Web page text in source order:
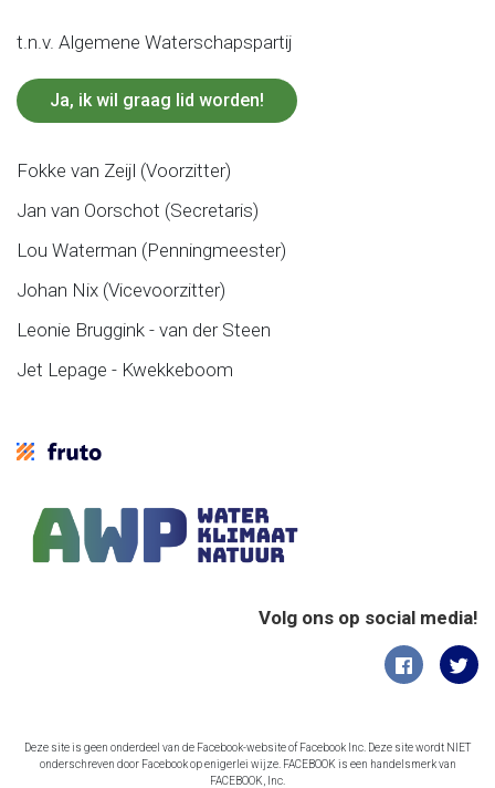
t.n.v. Algemene Waterschapspartij
Ja, ik wil graag lid worden!
Fokke van Zeijl (Voorzitter)
Jan van Oorschot (Secretaris)
Lou Waterman (Penningmeester)
Johan Nix (Vicevoorzitter)
Leonie Bruggink - van der Steen
Jet Lepage - Kwekkeboom
Volg ons op social media!
Deze site is geen onderdeel van de Facebook-website of Facebook Inc. Deze site wordt NIET
onderschreven door Facebook op enigerlei wijze. FACEBOOK is een handelsmerk van
FACEBOOK, Inc.